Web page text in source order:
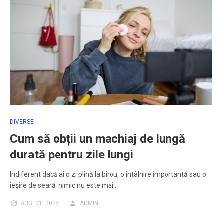
DIVERSE
Cum să obții un machiaj de lungă
durată pentru zile lungi
Indiferent dacă ai o zi plină la birou, o întâlnire importantă sau o
ieșire de seară, nimic nu este mai…
AUG. 31, 2025 ADMIN